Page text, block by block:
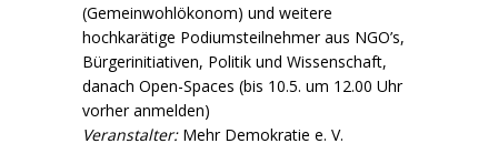
(Gemeinwohlökonom) und weitere
hochkarätige Podiumsteilnehmer aus NGO’s,
Bürgerinitiativen, Politik und Wissenschaft,
danach Open-Spaces (bis 10.5. um 12.00 Uhr
vorher anmelden)
Veranstalter:Mehr Demokratie e. V.